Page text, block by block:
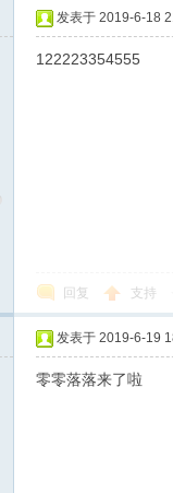
发表于 2019-6-18
122223354555
回复 支持
发表于 2019-6-19
零零落落来了啦